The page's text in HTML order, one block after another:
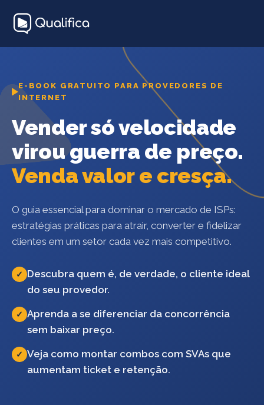
E-BOOK GRATUITO PARA PROVEDORES DE
INTERNET
Vender só velocidade
virou guerra de preço.
Venda valor e cresça.
O guia essencial para dominar o mercado de ISPs:
estratégias práticas para atrair, converter e fidelizar
clientes em um setor cada vez mais competitivo.
✓
Descubra quem é, de verdade, o cliente ideal
do seu provedor.
✓ Aprenda a se diferenciar da concorrência
sem baixar preço.
✓ Veja como montar combos com SVAs que
aumentam ticket e retenção.